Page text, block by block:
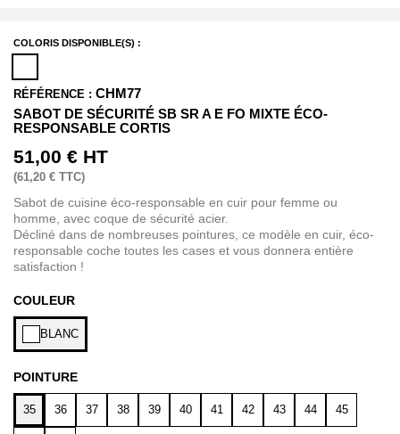
COLORIS DISPONIBLE(S) :
RÉFÉRENCE : CHM77
SABOT DE SÉCURITÉ SB SR A E FO MIXTE ÉCO-
RESPONSABLE CORTIS
51,00 € HT
(61,20 € TTC)
Sabot de cuisine éco-responsable en cuir pour femme ou
homme, avec coque de sécurité acier.
Décliné dans de nombreuses pointures, ce modèle en cuir, éco-
responsable coche toutes les cases et vous donnera entière
satisfaction !
COULEUR
BLANC
POINTURE
35 36 37 38 39 40 41 42 43 44 45